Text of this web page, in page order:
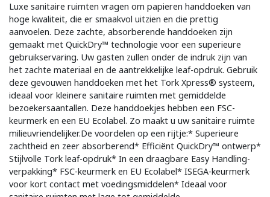
Luxe sanitaire ruimten vragen om papieren handdoeken van
hoge kwaliteit, die er smaakvol uitzien en die prettig
aanvoelen. Deze zachte, absorberende handdoeken zijn
gemaakt met QuickDry™ technologie voor een superieure
gebruikservaring. Uw gasten zullen onder de indruk zijn van
het zachte materiaal en de aantrekkelijke leaf-opdruk. Gebruik
deze gevouwen handdoeken met het Tork Xpress® systeem,
ideaal voor kleinere sanitaire ruimten met gemiddelde
bezoekersaantallen. Deze handdoekjes hebben een FSC-
keurmerk en een EU Ecolabel. Zo maakt u uw sanitaire ruimte
milieuvriendelijker.De voordelen op een rijtje:* Superieure
zachtheid en zeer absorberend* Efficiënt QuickDry™ ontwerp*
Stijlvolle Tork leaf-opdruk* In een draagbare Easy Handling-
verpakking* FSC-keurmerk en EU Ecolabel* ISEGA-keurmerk
voor kort contact met voedingsmiddelen* Ideaal voor